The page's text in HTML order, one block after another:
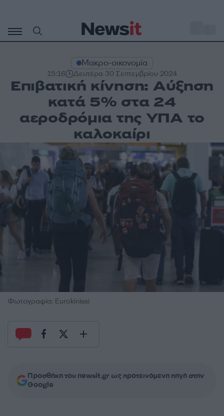
περιεχόμενο
Μακρο-οικονομία
15:16 Δευτέρα 30 Σεπτεμβρίου 2024
Επιβατική κίνηση: Αύξηση
κατά 5% στα 24
αεροδρόμια της ΥΠΑ το
καλοκαίρι
Φωτογραφία: Eurokinissi
Προσθήκη του newsit.gr ως προτεινόμενη πηγή στην
Google